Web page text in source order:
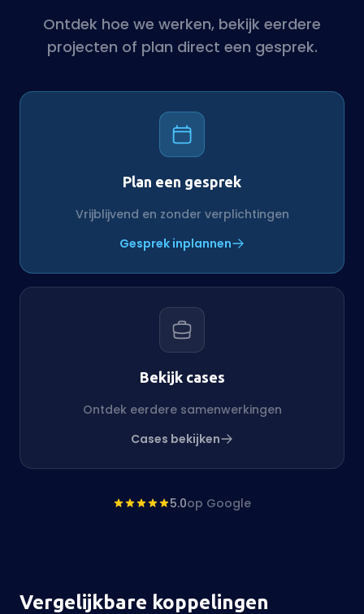
Ontdek hoe we werken, bekijk eerdere
projecten of plan direct een gesprek.
Plan een gesprek
Vrijblijvend en zonder verplichtingen
Gesprek inplannen
Bekijk cases
Ontdek eerdere samenwerkingen
Cases bekijken
5.0op Google
Vergelijkbare koppelingen